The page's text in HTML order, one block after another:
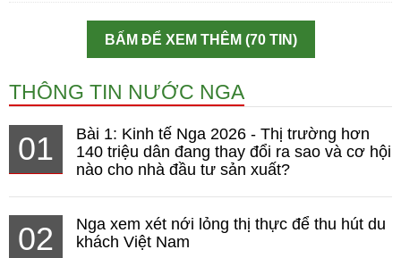
BẤM ĐỂ XEM THÊM (70 TIN)
THÔNG TIN NƯỚC NGA
01
Bài 1: Kinh tế Nga 2026 - Thị trường hơn
140 triệu dân đang thay đổi ra sao và cơ hội
nào cho nhà đầu tư sản xuất?
02
Nga xem xét nới lỏng thị thực để thu hút du
khách Việt Nam